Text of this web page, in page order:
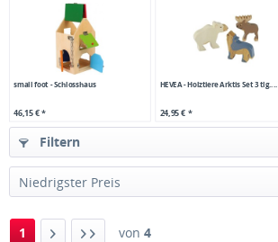
small foot - Schlosshaus
46,15 € *
HEVEA - Holztiere Arktis Set 3 tlg....
24,95 € *
Filtern
1 von 4